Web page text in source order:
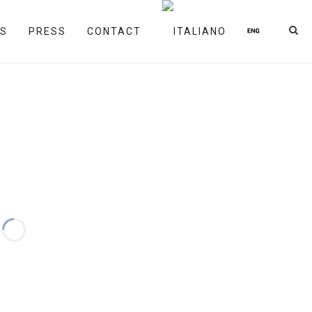
PRESS CONTACT